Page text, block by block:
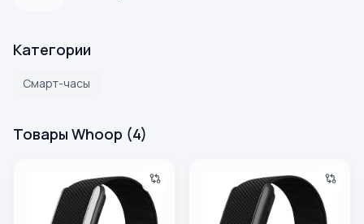
Категории
Смарт-часы
Товары Whoop (4)